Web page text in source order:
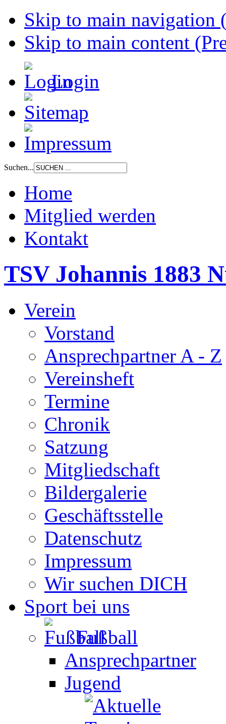
Skip to main navigation
Skip to main content
Login
Suchen...
Home
Mitglied werden
Kontakt
TSV Johannis 1883
Verein
Vorstand
Ansprechpartner A - Z
Vereinsheft
Termine
Chronik
Satzung
Mitgliedschaft
Bildergalerie
Geschäftsstelle
Datenschutz
Impressum
Wir suchen DICH
Sport bei uns
Fußball
Ansprechpartner
Jugend